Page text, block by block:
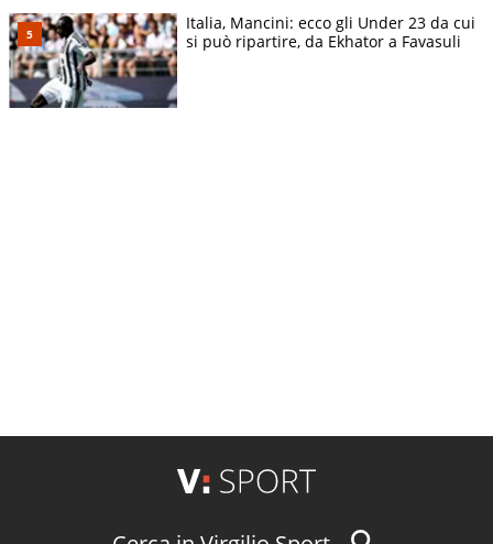
Italia, Mancini: ecco gli Under 23 da cui
si può ripartire, da Ekhator a Favasuli